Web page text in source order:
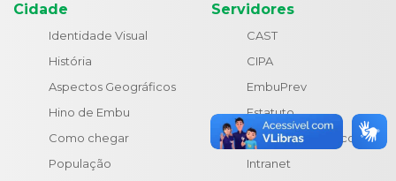
Cidade
Identidade Visual
História
Aspectos Geográficos
Hino de Embu
Como chegar
População
Servidores
CAST
CIPA
EmbuPrev
Estatuto
Holerite Eletrônico
Intranet